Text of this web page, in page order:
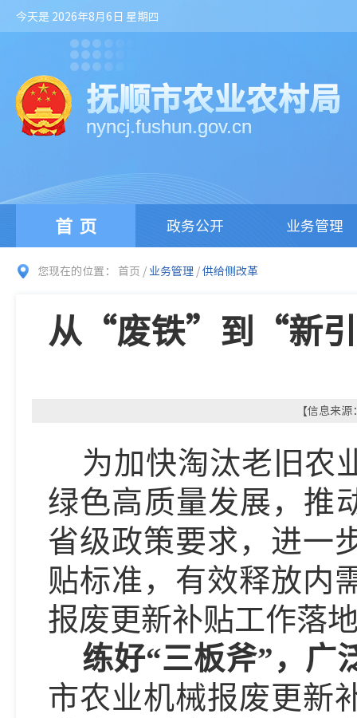
今天是 2026年8月6日 星期四
抚顺市农业农村局
nyncj.fushun.gov.cn
首页 政务公开 业务管理
您现在的位置： 首页 /业务管理 /供给侧改革
从“废铁”到“新
【信息来
为加快淘汰老旧农
绿色高质量发展，推
省级政策要求，进一
贴标准，有效释放内
报废更新补贴工作落
练好“三板斧”，广
市农业机械报废更新